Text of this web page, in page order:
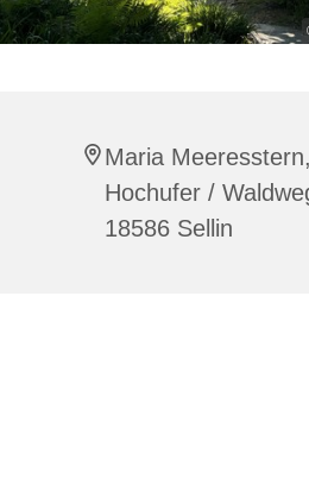
Maria
Hochufer /
18586 Sellin